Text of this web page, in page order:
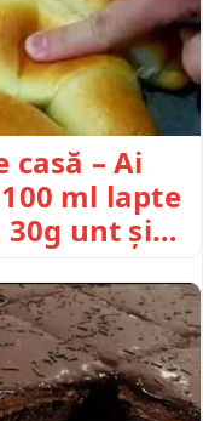
casă – Ai
ml lapte
30g unt și…